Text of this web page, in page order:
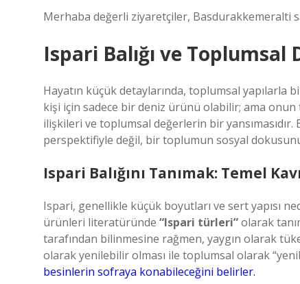
Merhaba değerli ziyaretçiler, Basdurakkemeralti
Ispari Balığı ve Toplumsal
Hayatın küçük detaylarında, toplumsal yapılarla
kişi için sadece bir deniz ürünü olabilir; ama
ilişkileri ve toplumsal değerlerin bir yansımasıdır.
perspektifiyle değil, bir toplumun sosyal dokusunu
Ispari Balığını Tanımak: Temel
Ispari, genellikle küçük boyutları ve sert yapısı
ürünleri literatüründe “Ispari türleri”olarak
tarafından bilinmesine rağmen, yaygın olarak
olarak yenilebilir olması ile toplumsal olarak
besinlerin sofraya konabileceğini belirler.